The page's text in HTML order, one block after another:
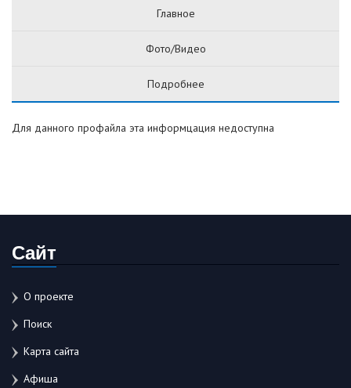
Главное
Фото/Видео
Подробнее
Для данного профайла эта информцация недоступна
Сайт
О проекте
Поиск
Карта сайта
Афиша